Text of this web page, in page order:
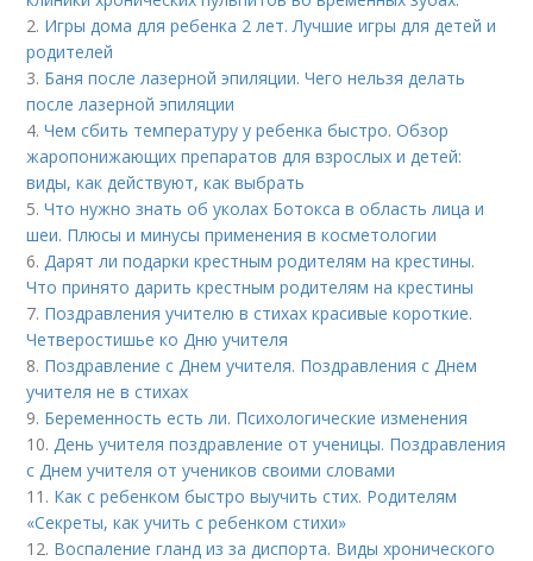
2. Игры дома для ребенка 2 лет. Лучшие игры для детей и
родителей
3. Баня после лазерной эпиляции. Чего нельзя делать
после лазерной эпиляции
4.Чем сбить температуру у ребенка быстро. Обзор
жаропонижающих препаратов для взрослых и детей:
виды, как действуют, как выбрать
5.Что нужно знать об уколах Ботокса в область лица и
шеи. Плюсы и минусы применения в косметологии
6.Дарят ли подарки крестным родителям на крестины.
Что принято дарить крестным родителям на крестины
7. Поздравления учителю в стихах красивые короткие.
Четверостишье ко Дню учителя
8. Поздравление с Днем учителя. Поздравления с Днем
учителя не в стихах
9. Беременность есть ли. Психологические изменения
10.День учителя поздравление от ученицы. Поздравления
с Днем учителя от учеников своими словами
11. Как с ребенком быстро выучить стих. Родителям
«Секреты, как учить с ребенком стихи»
12. Воспаление гланд из за диспорта. Виды хронического